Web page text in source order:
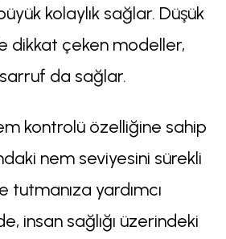
kolaylık sağlar. Düşük
dikkat çeken modeller,
da sağlar.
kontrolü özelliğine sahip
nem seviyesini sürekli
yardımcı
insan sağlığı üzerindeki